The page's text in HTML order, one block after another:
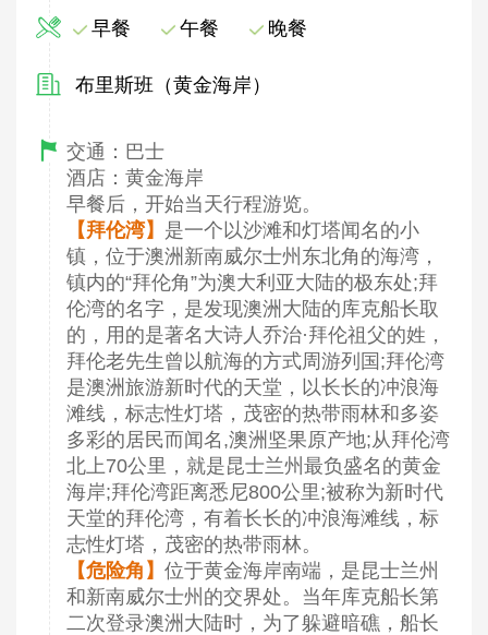
早餐 午餐 晚餐
布里斯班（黄金海岸）
交通：巴士
酒店：黄金海岸
早餐后，开始当天行程游览。
【拜伦湾】 是一个以沙滩和灯塔闻名的小
镇，位于澳洲新南威尔士州东北角的海湾，
镇内的“拜伦角”为澳大利亚大陆的极东处;拜
伦湾的名字，是发现澳洲大陆的库克船长取
的，用的是著名大诗人乔治·拜伦祖父的姓，
拜伦老先生曾以航海的方式周游列国;拜伦湾
是澳洲旅游新时代的天堂，以长长的冲浪海
滩线，标志性灯塔，茂密的热带雨林和多姿
多彩的居民而闻名,澳洲坚果原产地;从拜伦湾
北上70公里，就是昆士兰州最负盛名的黄金
海岸;拜伦湾距离悉尼800公里;被称为新时代
天堂的拜伦湾，有着长长的冲浪海滩线，标
志性灯塔，茂密的热带雨林。
【危险角】 位于黄金海岸南端，是昆士兰州
和新南威尔士州的交界处。当年库克船长第
二次登录澳洲大陆时，为了躲避暗礁，船长